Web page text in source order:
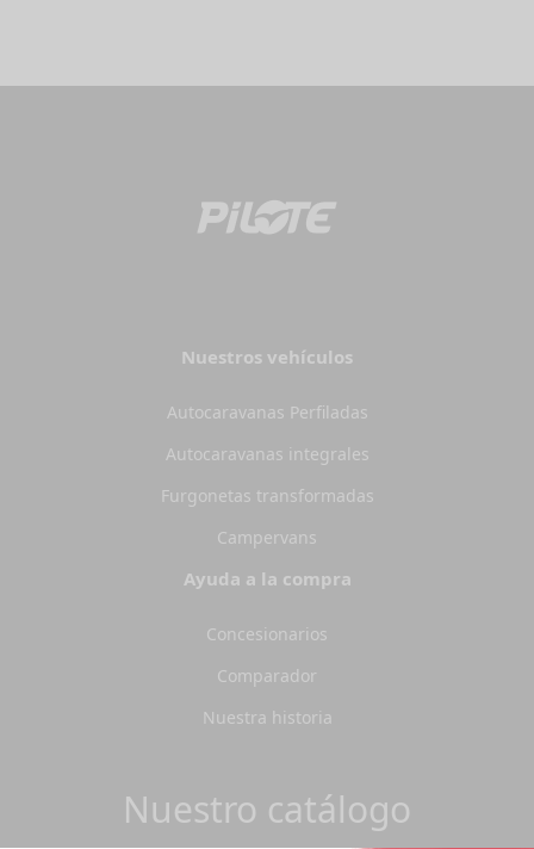
Nuestros vehículos
Autocaravanas Perfiladas
Autocaravanas integrales
Furgonetas transformadas
Campervans
Ayuda a la compra
Concesionarios
Comparador
Nuestra historia
Nuestro catálogo